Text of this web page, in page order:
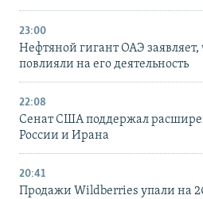
23:00
Нефтяной гигант ОАЭ заявляет,
повлияли на его деятельность
22:08
Сенат США поддержал
России и Ирана
20:41
Продажи Wildberries упали на